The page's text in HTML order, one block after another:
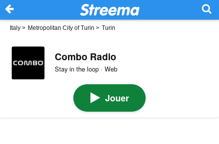
Italy > Metropolitan City of Turin > Turin
Combo Radio
Stay in the loop · Web
Jouer